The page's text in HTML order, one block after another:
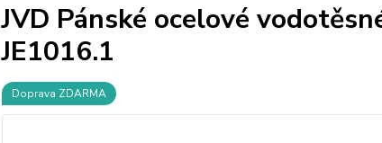
JVD Pánské ocelové
JE1016.1
Doprava ZDARMA